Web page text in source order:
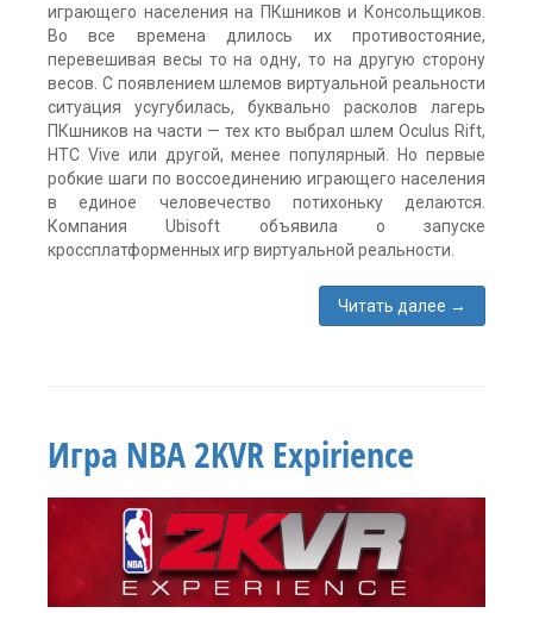
играющего населения на ПКшников и Консольщиков.
Во все времена длилось их противостояние,
перевешивая весы то на одну, то на другую сторону
весов. С появлением шлемов виртуальной реальности
ситуация усугубилась, буквально расколов лагерь
ПКшников на части — тех кто выбрал шлем Oculus Rift,
HTC Vive или другой, менее популярный. Но первые
робкие шаги по воссоединению играющего населения
в единое человечество потихоньку делаются.
Компания Ubisoft объявила о запуске
кроссплатформенных игр виртуальной реальности.
Читать далее →
oculus
rift,
Star
Один
Игра NBA 2KVR Expirience